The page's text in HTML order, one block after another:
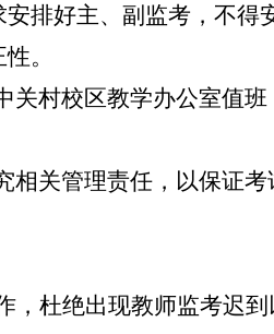
排好主、副监考，不得
。
关村校区教学办公室值
相关管理责任，以保证
，杜绝出现教师监考迟